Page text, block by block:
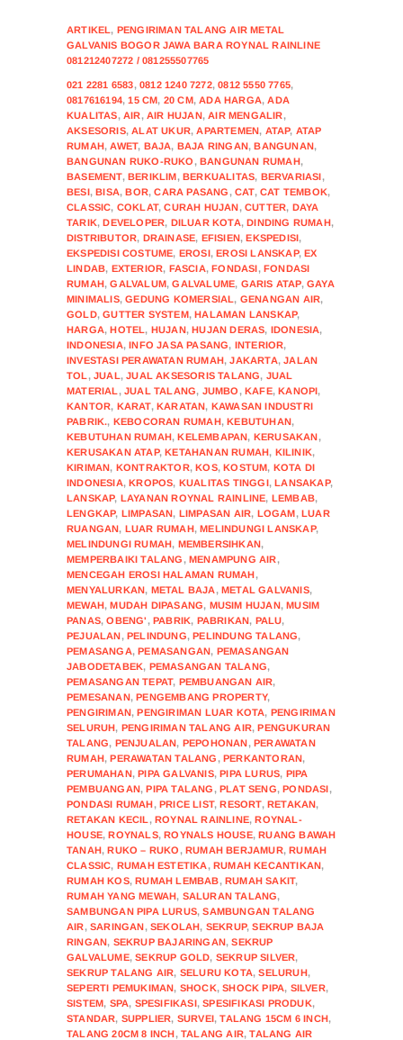
ARTIKEL, PENGIRIMAN TALANG AIR METAL
GALVANIS BOGOR JAWA BARA ROYNAL RAINLINE
081212407272 / 081255507765
021 2281 6583,0812 1240 7272,0812 5550 7765,
0817616194,15 CM, 20 CM,ADA HARGA,ADA
KUALITAS,AIR,AIR HUJAN,AIR MENGALIR,
AKSESORIS,ALAT UKUR,APARTEMEN, ATAP, ATAP
RUMAH,AWET, BAJA, BAJA RINGAN,BANGUNAN,
BANGUNAN RUKO-RUKO ,BANGUNAN RUMAH,
BASEMENT,BERIKLIM,BERKUALITAS, BERVARIASI,
BESI,BISA,BOR,CARA PASANG ,CAT,CAT TEMBOK,
CLASSIC, COKLAT,CURAH HUJAN,CUTTER, DAYA
TARIK,DEVELOPER, DILUAR KOTA,DINDING RUMAH,
DISTRIBUTOR, DRAINASE, EFISIEN,EKSPEDISI,
EKSPEDISI COSTUME, EROSI,EROSI LANSKAP,EX
LINDAB, EXTERIOR, FASCIA,FONDASI,FONDASI
RUMAH,GALVALUM,GALVALUME, GARIS ATAP,GAYA
MINIMALIS,GEDUNG KOMERSIAL, GENANGAN AIR,
GOLD,GUTTER SYSTEM,HALAMAN LANSKAP,
HARGA,HOTEL, HUJAN,HUJAN DERAS, IDONESIA,
INDONESIA,INFO JASA PASANG, INTERIOR,
INVESTASI PERAWATAN RUMAH,JAKARTA,JALAN
TOL ,JUAL,JUAL AKSESORIS TALANG, JUAL
MATERIAL ,JUAL TALANG, JUMBO ,KAFE,KANOPI,
KANTOR, KARAT,KARATAN, KAWASAN INDUSTRI
PABRIK., KEBOCORAN RUMAH,KEBUTUHAN,
KEBUTUHAN RUMAH,KELEMBAPAN, KERUSAKAN,
KERUSAKAN ATAP,KETAHANAN RUMAH, KILINIK,
KIRIMAN, KONTRAKTOR,KOS,KOSTUM, KOTA DI
INDONESIA,KROPOS, KUALITAS TINGGI,LANSAKAP,
LANSKAP, LAYANAN ROYNAL RAINLINE, LEMBAB,
LENGKAP, LIMPASAN, LIMPASAN AIR, LOGAM,LUAR
RUANGAN, LUAR RUMAH,MELINDUNGI LANSKAP,
MELINDUNGI RUMAH, MEMBERSIHKAN,
MEMPERBAIKI TALANG ,MENAMPUNG AIR,
MENCEGAH EROSI HALAMAN RUMAH,
MENYALURKAN, METAL BAJA,METAL GALVANIS,
MEWAH,MUDAH DIPASANG, MUSIM HUJAN,MUSIM
PANAS,OBENG' ,PABRIK, PABRIKAN, PALU,
PEJUALAN,PELINDUNG,PELINDUNG TALANG,
PEMASANGA,PEMASANGAN, PEMASANGAN
JABODETABEK, PEMASANGAN TALANG,
PEMASANGAN TEPAT, PEMBUANGAN AIR,
PEMESANAN,PENGEMBANG PROPERTY,
PENGIRIMAN,PENGIRIMAN LUAR KOTA, PENGIRIMAN
SELURUH, PENGIRIMAN TALANG AIR,PENGUKURAN
TALANG, PENJUALAN, PEPOHONAN,PERAWATAN
RUMAH,PERAWATAN TALANG ,PERKANTORAN,
PERUMAHAN,PIPA GALVANIS,PIPA LURUS, PIPA
PEMBUANGAN,PIPA TALANG ,PLAT SENG,PONDASI,
PONDASI RUMAH,PRICE LIST,RESORT,RETAKAN,
RETAKAN KECIL ,ROYNAL RAINLINE,ROYNAL-
HOUSE,ROYNALS,ROYNALS HOUSE,RUANG BAWAH
TANAH,RUKO – RUKO ,RUMAH BERJAMUR,RUMAH
CLASSIC, RUMAH ESTETIKA,RUMAH KECANTIKAN,
RUMAH KOS,RUMAH LEMBAB,RUMAH SAKIT,
RUMAH YANG MEWAH, SALURAN TALANG,
SAMBUNGAN PIPA LURUS,SAMBUNGAN TALANG
AIR,SARINGAN,SEKOLAH, SEKRUP,SEKRUP BAJA
RINGAN, SEKRUP BAJARINGAN,SEKRUP
GALVALUME,SEKRUP GOLD, SEKRUP SILVER,
SEKRUP TALANG AIR, SELURU KOTA,SELURUH,
SEPERTI PEMUKIMAN, SHOCK,SHOCK PIPA, SILVER,
SISTEM, SPA, SPESIFIKASI,SPESIFIKASI PRODUK,
STANDAR, SUPPLIER, SURVEI,TALANG 15CM 6 INCH,
TALANG 20CM 8 INCH,TALANG AIR,TALANG AIR